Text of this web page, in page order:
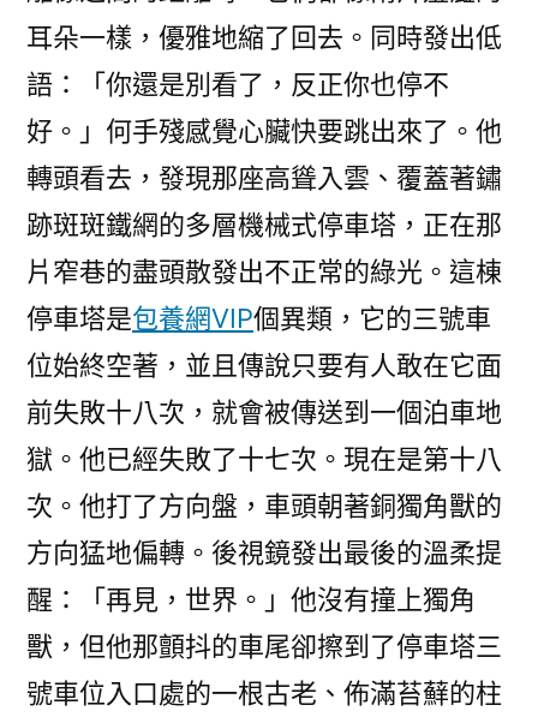
耳朵一樣，優雅地縮了回去。同時發出低
語：「你還是別看了，反正你也停不
好。」何手殘感覺心臟快要跳出來了。他
轉頭看去，發現那座高聳入雲、覆蓋著鏽
跡斑斑鐵網的多層機械式停車塔，正在那
片窄巷的盡頭散發出不正常的綠光。這棟
停車塔是包養網VIP個異類，它的三號車
位始終空著，並且傳說只要有人敢在它面
前失敗十八次，就會被傳送到一個泊車地
獄。他已經失敗了十七次。現在是第十八
次。他打了方向盤，車頭朝著銅獨角獸的
方向猛地偏轉。後視鏡發出最後的溫柔提
醒：「再見，世界。」他沒有撞上獨角
獸，但他那顫抖的車尾卻擦到了停車塔三
號車位入口處的一根古老、佈滿苔蘚的柱